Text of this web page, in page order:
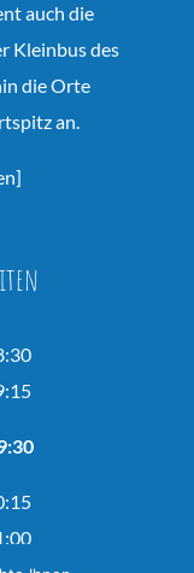
auch die
Kleinbus des
die Orte
an.
]